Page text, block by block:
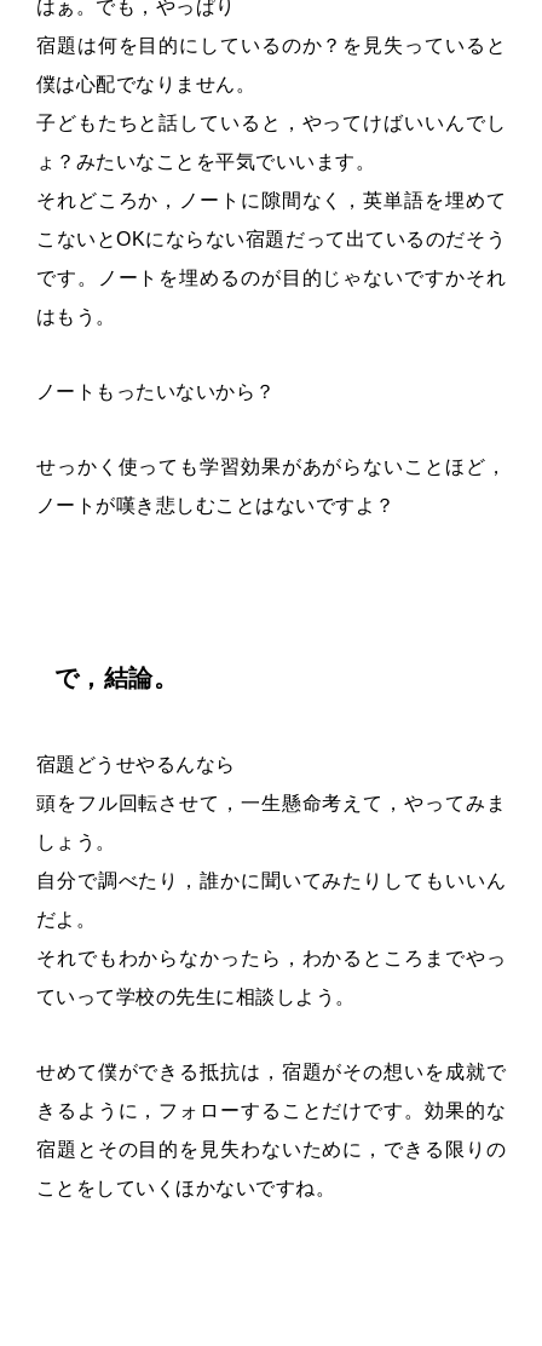
はぁ。でも，やっぱり
宿題は何を目的にしているのか？を見失っていると
僕は心配でなりません。
子どもたちと話していると，やってけばいいんでし
ょ？みたいなことを平気でいいます。
それどころか，ノートに隙間なく，英単語を埋めて
こないとOKにならない宿題だって出ているのだそう
です。ノートを埋めるのが目的じゃないですかそれ
はもう。
ノートもったいないから？
せっかく使っても学習効果があがらないことほど，
ノートが嘆き悲しむことはないですよ？
で，結論。
宿題どうせやるんなら
頭をフル回転させて，一生懸命考えて，やってみま
しょう。
自分で調べたり，誰かに聞いてみたりしてもいいん
だよ。
それでもわからなかったら，わかるところまでやっ
ていって学校の先生に相談しよう。
せめて僕ができる抵抗は，宿題がその想いを成就で
きるように，フォローすることだけです。効果的な
宿題とその目的を見失わないために，できる限りの
ことをしていくほかないですね。